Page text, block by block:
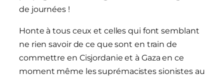
de journées !
Honte à tous ceux et celles qui font semblant
ne rien savoir de ce que sont en train de
commettre en Cisjordanie et à Gaza en ce
moment même les suprémacistes sionistes au